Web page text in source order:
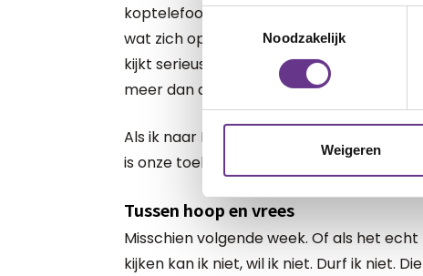
Toestemmingsselectie
Noodzakelijk
Weigeren
koptelefoon. Allebei hebben ze hun
wat zich op het beeld afspeelt. Flo lacht
kijkt serieus naar iets wat ik waarschijnlijk
meer dan anderhalf jaar.
Als ik naar Flo kijk, zie ik geen toekomst.
is onze toekomst.
Tussen hoop en vrees
Misschien volgende week. Of als het
kijken kan ik niet, wil ik niet. Durf ik niet.